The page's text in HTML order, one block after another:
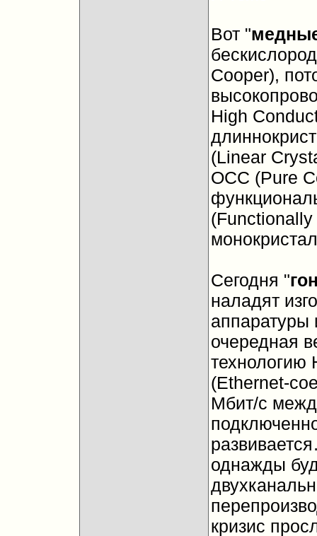
Вот "
Cooper),
High
(Linear
OCC (Pure
Сегодня "
наладят
аппаратуры
очередная
технологию
(Ethernet-
Мбит/с
однажды
кризис